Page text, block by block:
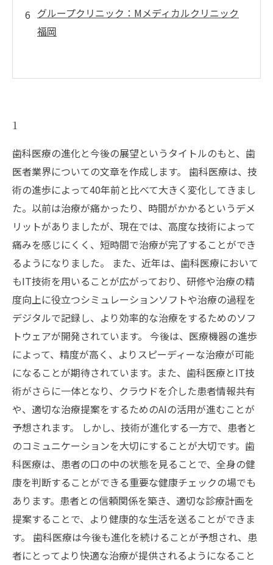
グループクリニック：Mメディカルクリニック
福岡
1
歯科医療の進化と今後の展望というタイトルのもと、歯
医者業界についての文章を作成します。 歯科医療は、技
術の進歩によって40年前と比べて大きく変化してきまし
た。以前は治療が痛かったり、時間がかかるというデメ
リットがありましたが、現在では、高度な技術によって
痛みを感じにくく、短時間で治療が完了することができ
るようになりました。 また、近年は、歯科医療において
もIT技術を用いることが広がっており、研修や治療の精
度向上に役立つシミュレーションソフトや治療の過程を
デジタルで記録し、より効率的な治療をするためのソフ
トウェアが開発されています。 今後は、医療機器の進歩
によって、精度が高く、よりスピーディーな治療が可能
になることが期待されています。また、歯科医療とIT技
術がさらに一体となり、クラウドを介した患者情報共有
や、適切な治療提案をするためのAIの活用が進むことが
予想されます。 しかし、技術が進化する一方で、患者と
のコミュニケーションを大切にすることが大切です。歯
科医療は、患者の口の中の状態を見ることで、全身の健
康を判断することができる重要な健康チェックの場でも
あります。患者との信頼関係を築き、適切な診療計画を
提案することで、より健康的な生活を送ることができま
す。 歯科医療は今後も進化を続けることが予想され、患
者にとってより快適な治療が提供されるようになること